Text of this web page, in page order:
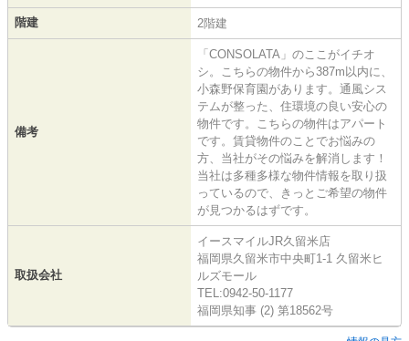
階建 2階建
備考
「CONSOLATA」のここがイチオ
シ。こちらの物件から387m以内に、
小森野保育園があります。通風シス
テムが整った、住環境の良い安心の
物件です。こちらの物件はアパート
です。賃貸物件のことでお悩みの
方、当社がその悩みを解消します！
当社は多種多様な物件情報を取り扱
っているので、きっとご希望の物件
が見つかるはずです。
取扱会社
イースマイルJR久留米店
福岡県久留米市中央町1-1 久留米ヒ
ルズモール
TEL:0942-50-1177
福岡県知事 (2) 第18562号